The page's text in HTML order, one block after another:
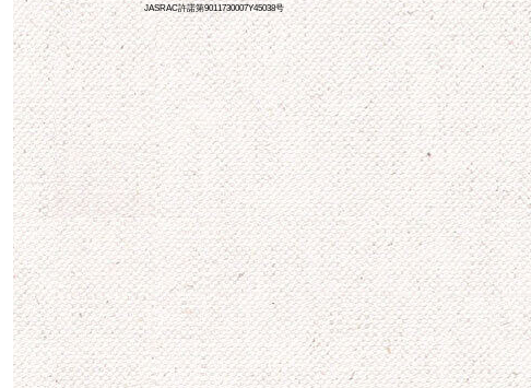
JASRAC許諾第9011730007Y45038号